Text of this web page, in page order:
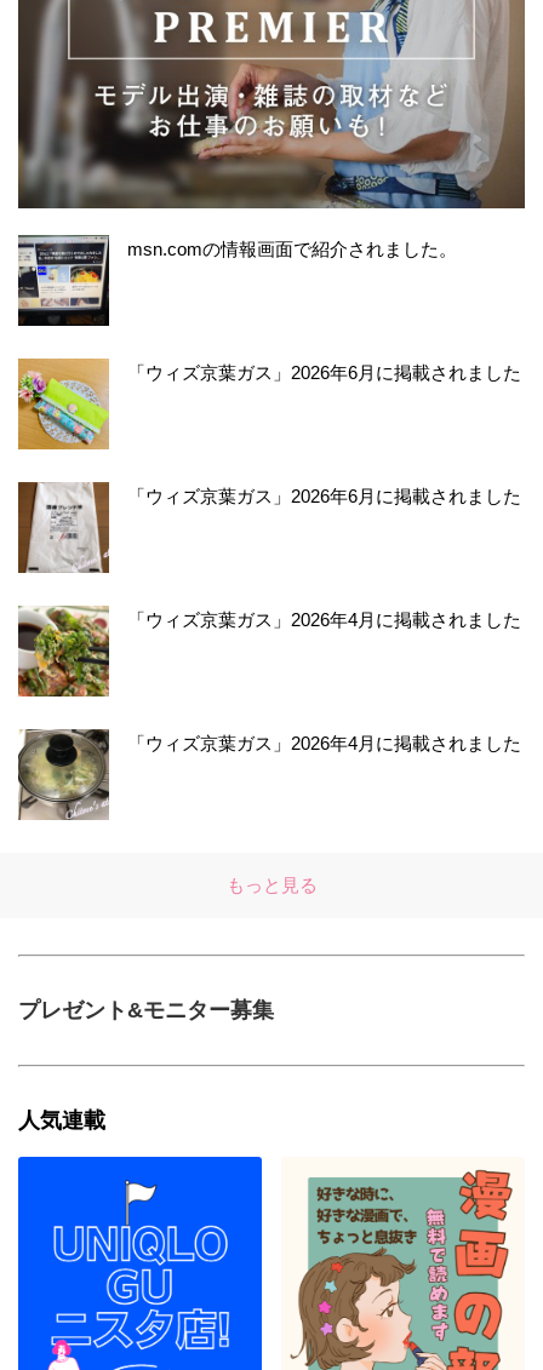
msn.comの情報画面で紹介されました。
「ウィズ京葉ガス」2026年6月に掲載されました
「ウィズ京葉ガス」2026年6月に掲載されました
「ウィズ京葉ガス」2026年4月に掲載されました
「ウィズ京葉ガス」2026年4月に掲載されました
もっと見る
プレゼント&モニター募集
人気連載